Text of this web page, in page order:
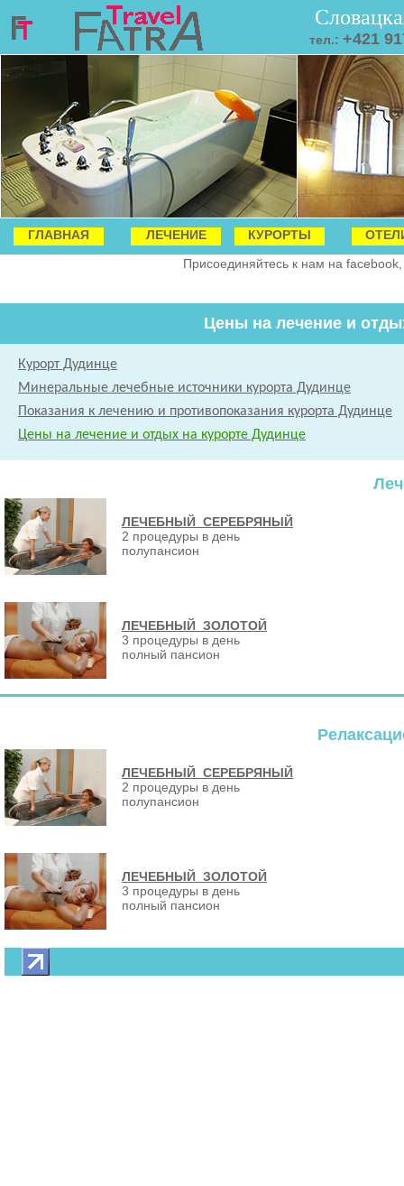
тел.: +421
ГЛАВНАЯ ЛЕЧЕНИЕ КУРОРТЫ
Присоединяйтесь к нам на
Цены на лечение и
Курорт Дудинце
Минеральные лечебные источники курорта Дудинце
Показания к лечению и противопоказания курорта Дудинце
Цены на лечение и отдых на курорте Дудинце
ЛЕЧЕБНЫЙ СЕРЕБРЯНЫЙ
2 процедуры в день
полупансион
ЛЕЧЕБНЫЙ ЗОЛОТОЙ
3 процедуры в день
полный пансион
ЛЕЧЕБНЫЙ СЕРЕБРЯНЫЙ
2 процедуры в день
полупансион
ЛЕЧЕБНЫЙ ЗОЛОТОЙ
3 процедуры в день
полный пансион